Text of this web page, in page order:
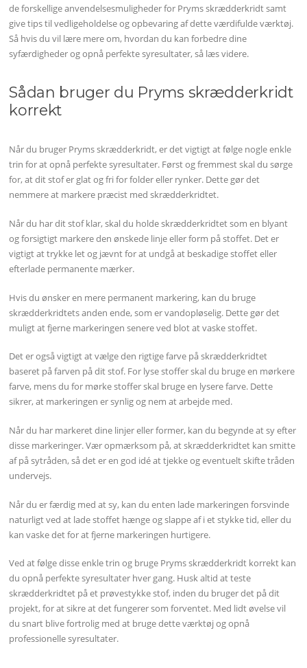
de forskellige anvendelsesmuligheder for Pryms skrædderkridt samt
give tips til vedligeholdelse og opbevaring af dette værdifulde værktøj.
Så hvis du vil lære mere om, hvordan du kan forbedre dine
syfærdigheder og opnå perfekte syresultater, så læs videre.
Sådan bruger du Pryms skrædderkridt
korrekt
Når du bruger Pryms skrædderkridt, er det vigtigt at følge nogle enkle
trin for at opnå perfekte syresultater. Først og fremmest skal du sørge
for, at dit stof er glat og fri for folder eller rynker. Dette gør det
nemmere at markere præcist med skrædderkridtet.
Når du har dit stof klar, skal du holde skrædderkridtet som en blyant
og forsigtigt markere den ønskede linje eller form på stoffet. Det er
vigtigt at trykke let og jævnt for at undgå at beskadige stoffet eller
efterlade permanente mærker.
Hvis du ønsker en mere permanent markering, kan du bruge
skrædderkridtets anden ende, som er vandopløselig. Dette gør det
muligt at fjerne markeringen senere ved blot at vaske stoffet.
Det er også vigtigt at vælge den rigtige farve på skrædderkridtet
baseret på farven på dit stof. For lyse stoffer skal du bruge en mørkere
farve, mens du for mørke stoffer skal bruge en lysere farve. Dette
sikrer, at markeringen er synlig og nem at arbejde med.
Når du har markeret dine linjer eller former, kan du begynde at sy efter
disse markeringer. Vær opmærksom på, at skrædderkridtet kan smitte
af på sytråden, så det er en god idé at tjekke og eventuelt skifte tråden
undervejs.
Når du er færdig med at sy, kan du enten lade markeringen forsvinde
naturligt ved at lade stoffet hænge og slappe af i et stykke tid, eller du
kan vaske det for at fjerne markeringen hurtigere.
Ved at følge disse enkle trin og bruge Pryms skrædderkridt korrekt kan
du opnå perfekte syresultater hver gang. Husk altid at teste
skrædderkridtet på et prøvestykke stof, inden du bruger det på dit
projekt, for at sikre at det fungerer som forventet. Med lidt øvelse vil
du snart blive fortrolig med at bruge dette værktøj og opnå
professionelle syresultater.